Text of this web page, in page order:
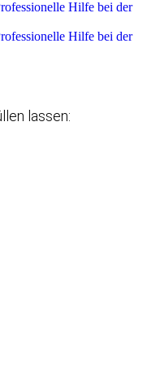
Hilfe bei der
Hilfe bei der
lassen: